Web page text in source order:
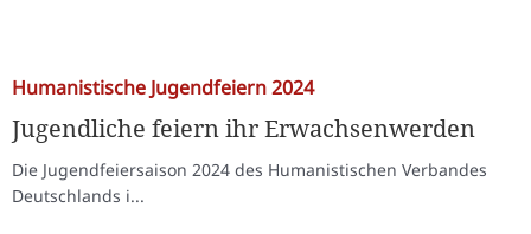
Humanistische Jugendfeiern 2024
Jugendliche feiern ihr Erwachsenwerden
Die Jugendfeiersaison 2024 des Humanistischen Verbandes
Deutschlands i...